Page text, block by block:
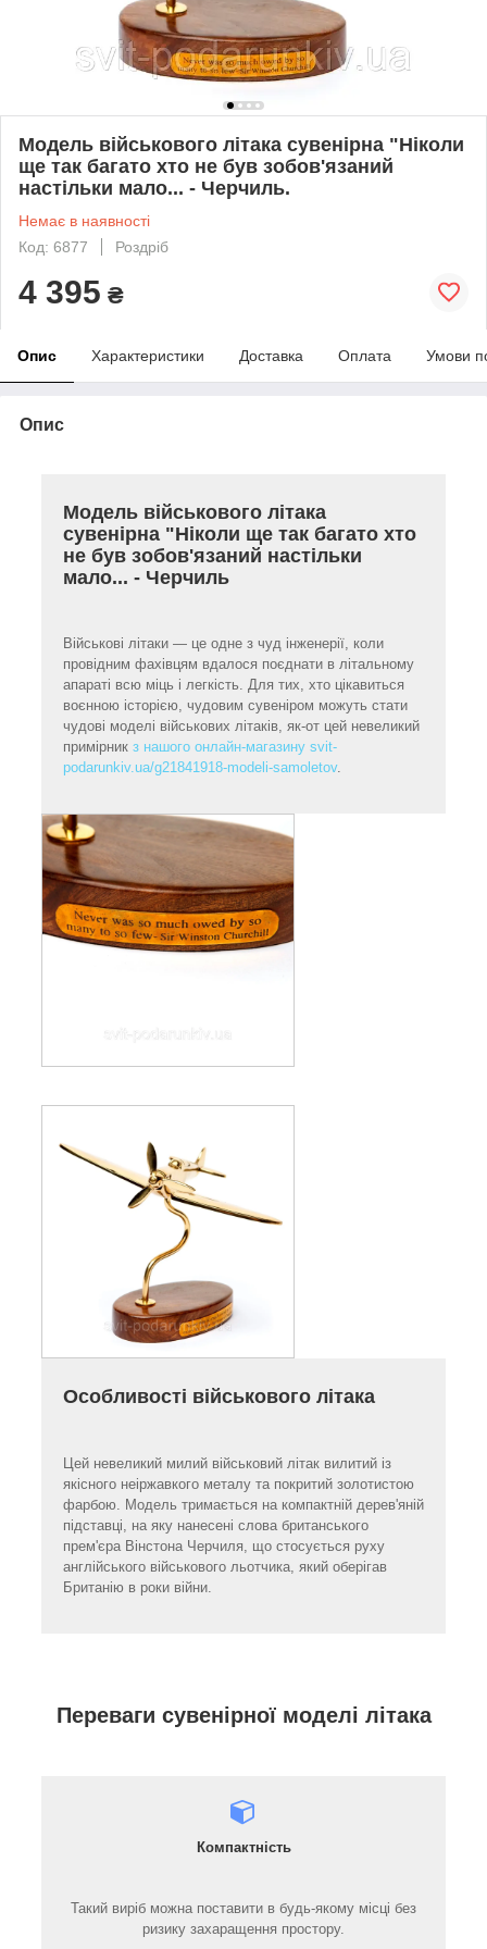
Модель військового літака сувенірна "Ніколи
ще так багато хто не був зобов'язаний
настільки мало... - Черчиль.
Немає в наявності
Код: 6877
Роздріб
4 395 ₴
Опис Характеристики Доставка Оплата Умови
Опис
Модель військового літака
сувенірна "Ніколи ще так багато хто
не був зобов'язаний настільки
мало... - Черчиль
Військові літаки — це одне з чуд інженерії, коли
провідним фахівцям вдалося поєднати в літальному
апараті всю міць і легкість. Для тих, хто цікавиться
воєнною історією, чудовим сувеніром можуть стати
чудові моделі військових літаків, як-от цей невеликий
примірник з нашого онлайн-магазину svit-
podarunkiv.ua/g21841918-modeli-samoletov.
Особливості військового літака
Цей невеликий милий військовий літак вилитий із
якісного неіржавкого металу та покритий золотистою
фарбою. Модель тримається на компактній дерев'яній
підставці, на яку нанесені слова британського
прем'єра Вінстона Черчиля, що стосується руху
англійського військового льотчика, який оберігав
Британію в роки війни.
Переваги сувенірної моделі літака
Компактність
Такий виріб можна поставити в будь-якому місці без
ризику захаращення простору.